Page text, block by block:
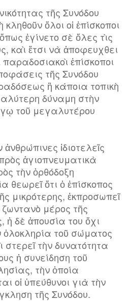
τῆς Συνόδου
ὅλοι οἱ ἐπίσκοποι
ἐγίνετο σὲ ὅλες τὶς
καὶ ἔτσι νὰ ἀποφευχθει
ἐπίσκοποι
τῆς Συνόδου
ἢ κάποια τοπικὴ
δύναμη στὴν
τοῦ μεγαλυτέρου
ἰδιοτελεῖς
ἁγιοπνευματικὰ
τὴν ὀρθόδοξη
θεωρεῖ ὅτι ὁ ἐπίσκοπος
μικρότερης, ἐκπροσωπεῖ
ζωντανὸ μέρος τῆς
ἡ δὲ ἀπουσία του ὄχι
ὁλοκληρία τοῦ σώματος
τὴν δυνατότητα
ἡ συνείδηση τοῦ
τὴν ὁποία
οἱ ὑπεύθυνοι γιὰ τὴν
τῆς Συνόδου.